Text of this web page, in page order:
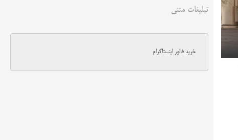
تبلیغات متنی
خرید فالور اینستاگرام